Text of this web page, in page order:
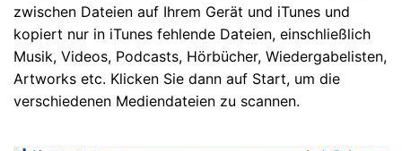
zwischen Dateien auf Ihrem Gerät und iTunes und
kopiert nur in iTunes fehlende Dateien, einschließlich
Musik, Videos, Podcasts, Hörbücher, Wiedergabelisten,
Artworks etc. Klicken Sie dann auf Start, um die
verschiedenen Mediendateien zu scannen.